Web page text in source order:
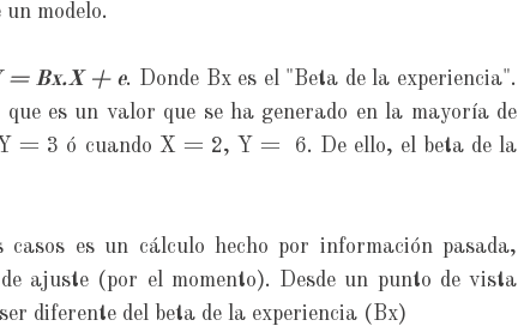
modelo.
= Bx.X + e. Donde Bx es el "Beta de la experiencia".
es un valor que se ha generado en la mayoría de
= 3 ó cuando X = 2, Y = 6. De ello, el beta de la
es un cálculo hecho por información pasada,
ajuste (por el momento). Desde un punto de vista
diferente del beta de la experiencia (Bx)